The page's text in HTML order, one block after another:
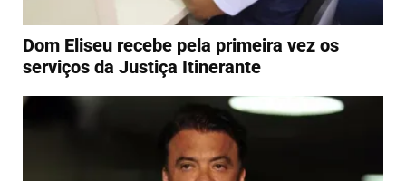
Dom Eliseu recebe pela primeira vez os
serviços da Justiça Itinerante